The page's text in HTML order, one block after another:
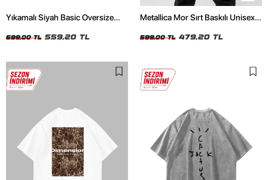
Yıkamalı Siyah Basic Oversize
699,00 TL 559,20 TL
Metallica Mor Sırt Baskılı Unisex
599,00 TL 479,20 TL